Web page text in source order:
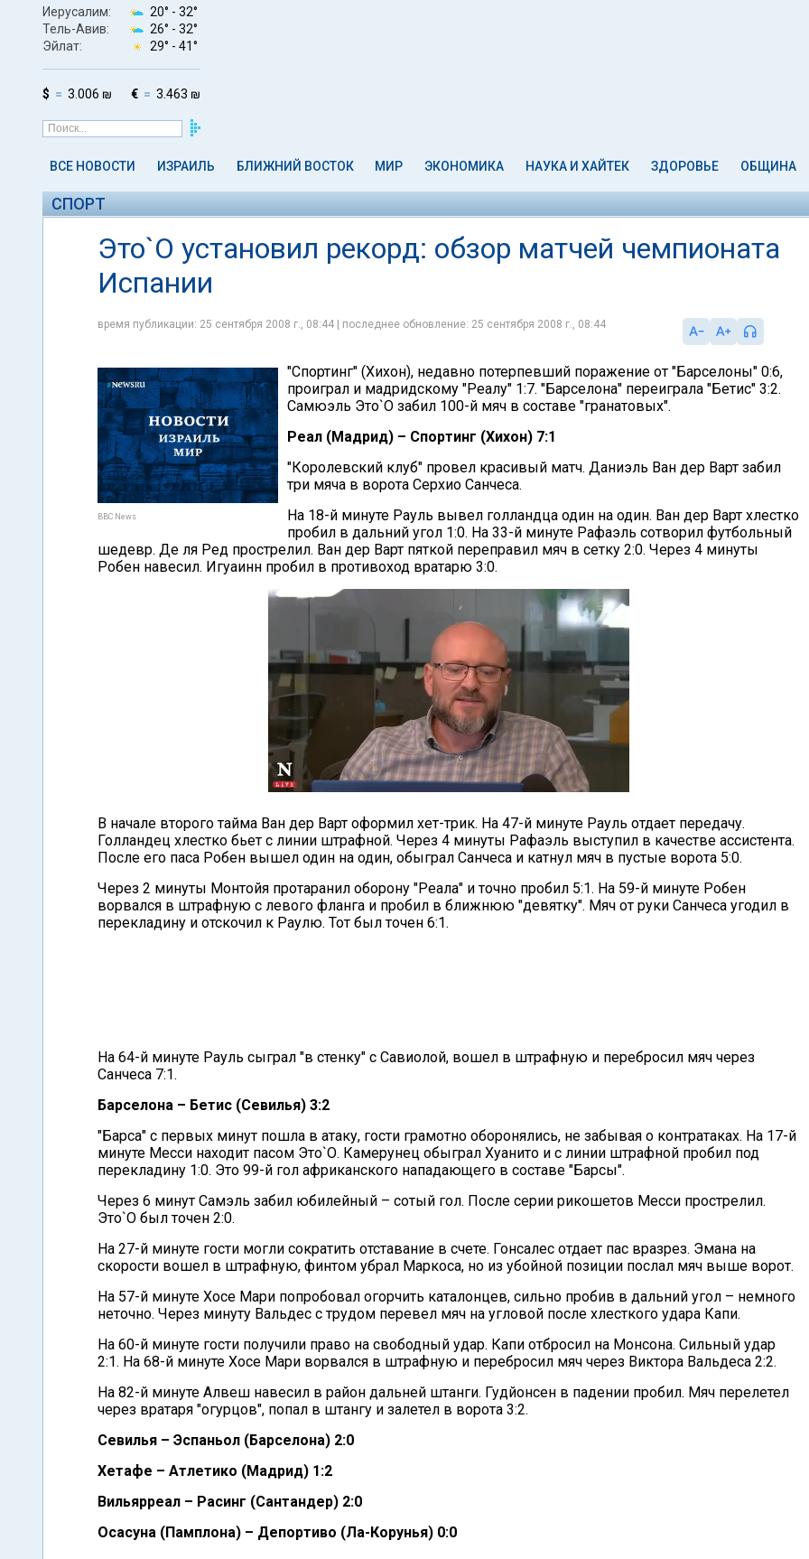
Иерусалим: 20° - 32°
Тель-Авив:
26° - 32°
Эйлат:
29° - 41°
$ 3.006 ₪ € 3.463 ₪
ВСЕ НОВОСТИ ИЗРАИЛЬ БЛИЖНИЙ ВОСТОК МИР ЭКОНОМИКА НАУКА И ХАЙТЕК ЗДОРОВЬЕ ОБЩИНА
СПОРТ
Это`О установил рекорд: обзор матчей чемпионата
Испании
время публикации: 25 сентября 2008 г., 08:44 | последнее обновление: 25 сентября 2008 г., 08:44
BBC News
"Спортинг" (Хихон), недавно потерпевший поражение от "Барселоны" 0:6,
проиграл и мадридскому "Реалу" 1:7. "Барселона" переиграла "Бетис" 3:2.
Самюэль Это`О забил 100-й мяч в составе "гранатовых".
Реал (Мадрид) – Спортинг (Хихон) 7:1
"Королевский клуб" провел красивый матч. Даниэль Ван дер Варт забил
три мяча в ворота Серхио Санчеса.
На 18-й минуте Рауль вывел голландца один на один. Ван дер Варт хлестко
пробил в дальний угол 1:0. На 33-й минуте Рафаэль сотворил футбольный
шедевр. Де ля Ред прострелил. Ван дер Варт пяткой переправил мяч в сетку 2:0. Через 4 минуты
Робен навесил. Игуаинн пробил в противоход вратарю 3:0.
В начале второго тайма Ван дер Варт оформил хет-трик. На 47-й минуте Рауль отдает передачу.
Голландец хлестко бьет с линии штрафной. Через 4 минуты Рафаэль выступил в качестве ассистента.
После его паса Робен вышел один на один, обыграл Санчеса и катнул мяч в пустые ворота 5:0.
Через 2 минуты Монтойя протаранил оборону "Реала" и точно пробил 5:1. На 59-й минуте Робен
ворвался в штрафную с левого фланга и пробил в ближнюю "девятку". Мяч от руки Санчеса угодил в
перекладину и отскочил к Раулю. Тот был точен 6:1.
На 64-й минуте Рауль сыграл "в стенку" с Савиолой, вошел в штрафную и перебросил мяч через
Санчеса 7:1.
Барселона – Бетис (Севилья) 3:2
"Барса" с первых минут пошла в атаку, гости грамотно оборонялись, не забывая о контратаках. На 17-й
минуте Месси находит пасом Это`О. Камерунец обыграл Хуанито и с линии штрафной пробил под
перекладину 1:0. Это 99-й гол африканского нападающего в составе "Барсы".
Через 6 минут Самэль забил юбилейный – сотый гол. После серии рикошетов Месси прострелил.
Это`О был точен 2:0.
На 27-й минуте гости могли сократить отставание в счете. Гонсалес отдает пас вразрез. Эмана на
скорости вошел в штрафную, финтом убрал Маркоса, но из убойной позиции послал мяч выше ворот.
На 57-й минуте Хосе Мари попробовал огорчить каталонцев, сильно пробив в дальний угол – немного
неточно. Через минуту Вальдес с трудом перевел мяч на угловой после хлесткого удара Капи.
На 60-й минуте гости получили право на свободный удар. Капи отбросил на Монсона. Сильный удар
2:1. На 68-й минуте Хосе Мари ворвался в штрафную и перебросил мяч через Виктора Вальдеса 2:2.
На 82-й минуте Алвеш навесил в район дальней штанги. Гудйонсен в падении пробил. Мяч перелетел
через вратаря "огурцов", попал в штангу и залетел в ворота 3:2.
Севилья – Эспаньол (Барселона) 2:0
Хетафе – Атлетико (Мадрид) 1:2
Вильярреал – Расинг (Сантандер) 2:0
Осасуна (Памплона) – Депортиво (Ла-Корунья) 0:0